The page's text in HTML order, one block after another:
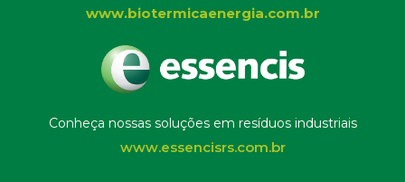
www.biotermicaenergia.com.br
Conheça nossas soluções em resíduos industriais
www.essencisrs.com.br